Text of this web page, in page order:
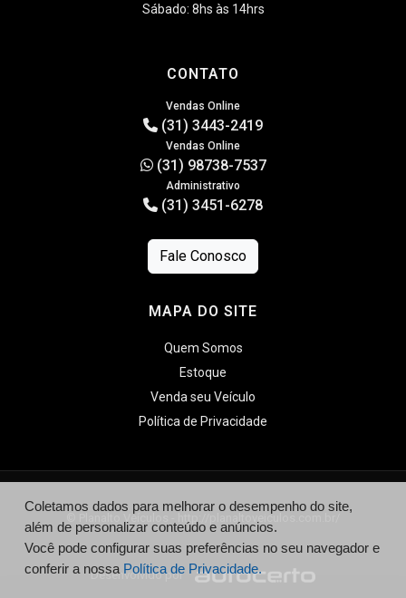
Sábado: 8hs às 14hrs
CONTATO
Vendas Online
(31) 3443-2419
Vendas Online
(31) 98738-7537
Administrativo
(31) 3451-6278
Fale Conosco
MAPA DO SITE
Quem Somos
Estoque
Venda seu Veículo
Política de Privacidade
© Planalto Veículos - http://planaltoveiculos.com.br/
Desenvolvido por
Coletamos dados para melhorar o desempenho do site,
além de personalizar conteúdo e anúncios.
Você pode configurar suas preferências no seu navegador e
conferir a nossa Política de Privacidade.